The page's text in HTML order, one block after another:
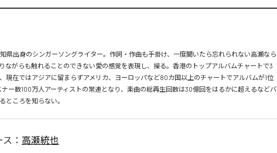
県出身のシンガーソングライター。作詞・作曲も手掛け、一度聞いたら忘れられない高瀬なら
ながらも触れることのできない愛の感覚を表現し、操る。香港のトップアルバムチャートで3
現在ではアジアに留まらずアメリカ、ヨーロッパなど80カ国以上のチャートでアルバムが1位
ー数100万人アーティストの常連となり、楽曲の総再生回数は30億回をはるかに超えるなどバ
ところを知らない。
： 高瀬統也